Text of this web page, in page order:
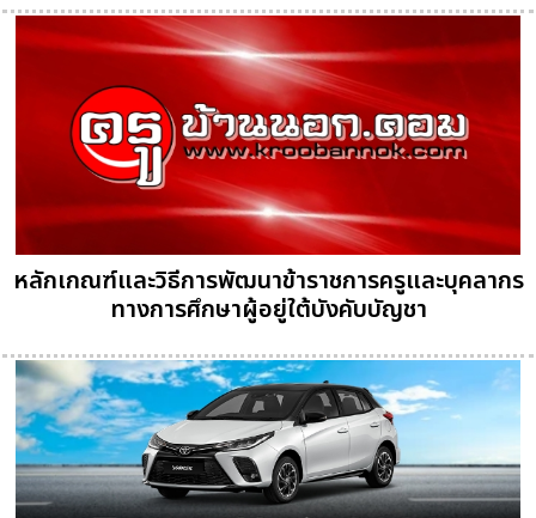
หลักเกณฑ์และวิธีการพัฒนาข้าราชการครูและบุคลากร
ทางการศึกษาผู้อยู่ใต้บังคับบัญชา